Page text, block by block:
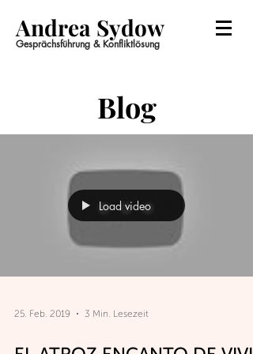
Andrea Sydow
Gesprächsführung & Konfliktlösung
Blog
Load video
25. Feb. 2019 3 Min. Lesezeit